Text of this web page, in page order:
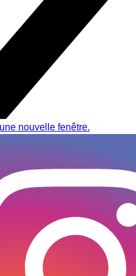
nouvelle fenêtre.